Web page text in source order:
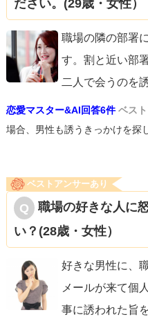
ださい。(29歳・女性）
職場の隣の部署
す。割と近い部
二人で会うのを
恋愛マスター&AI回答6件 ベス
場合、男性も誘うきっかけを探
ベストアンサーあり
職場の好きな人に
い？(28歳・女性）
好きな男性に、
メールが来て個
事に誘われた旨